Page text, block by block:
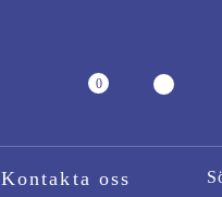
0
Kontakta oss